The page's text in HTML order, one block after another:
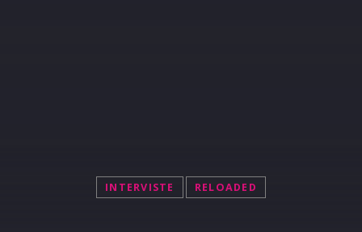
INTERVISTE RELOADED